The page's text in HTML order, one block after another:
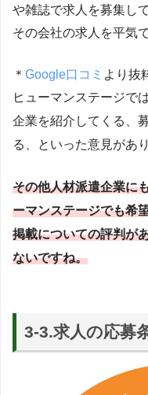
や雑誌で求人を募集し
その会社の求人を平気
＊ Google口コミ より抜
ヒューマンステージで
企業を紹介してくる、
る、といった意見があ
その他人材派遣企業に
ーマンステージでも希
掲載についての評判が
ないですね。
3-3.求人の応募